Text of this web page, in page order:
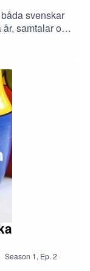
svenskar
samtalar om
Hur vissa
lika snabbt
Season 1, Ep. 2